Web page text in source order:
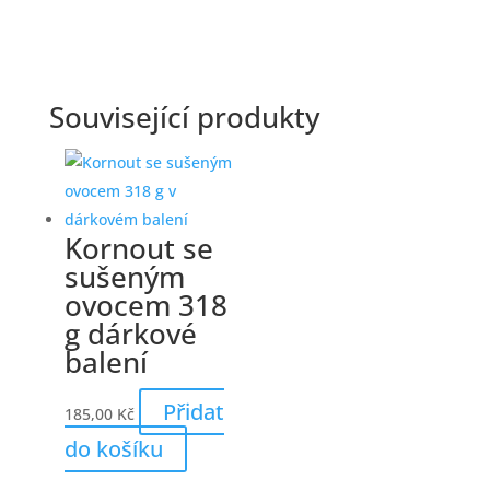
Související produkty
Kornout se
sušeným
ovocem 318
g dárkové
balení
185,00 Kč
Přidat
do košíku